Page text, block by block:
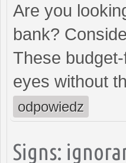
Are you
bank?
These
eyes without
odpowiedz
Signs: